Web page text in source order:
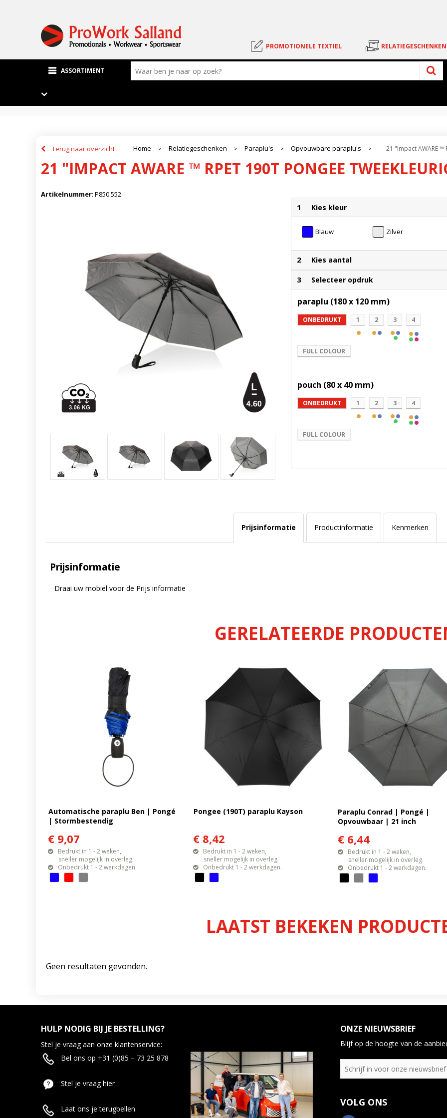
PROMOTIONELE TEXTIEL RELATIEGESCHENKEN
ASSORTIMENT
Terug naar overzicht Home > Relatiegeschenken > Paraplu's > Opvouwbare paraplu's > 21 "Impact AWARE
21 "IMPACT AWARE ™ RPET 190T PONGEE
Artikelnummer: P850.552
1 Kies kleur
Blauw Zilver
2 Kies aantal
3 Selecteer opdruk
paraplu (180 x 120 mm)
ONBEDRUKT 1 2 3 4
FULL COLOUR
pouch (80 x 40 mm)
ONBEDRUKT 1 2 3 4
FULL COLOUR
Prijsinformatie Productinformatie Kenmerken
Prijsinformatie
Draai uw mobiel voor de Prijs informatie
GERELATEERDE
Automatische paraplu Ben | Pongé
| Stormbestendig
€ 9,07
Bedrukt in 1 - 2 weken,
sneller mogelijk in overleg.
Onbedrukt 1 - 2 werkdagen.
Pongee (190T) paraplu Kayson
€ 8,42
Bedrukt in 1 - 2 weken,
sneller mogelijk in overleg.
Onbedrukt 1 - 2 werkdagen.
Paraplu Conrad | Pongé |
Opvouwbaar | 21 inch
€ 6,44
Bedrukt in 1 - 2 weken,
sneller mogelijk in overleg.
Onbedrukt 1 - 2 werkdagen.
LAATST BEKEKEN
Geen resultaten gevonden.
HULP NODIG BIJ JE BESTELLING?
Stel je vraag aan onze klantenservice:
Bel ons op +31 (0)85 – 73 25 878
Stel je vraag hier
Laat ons je terugbellen
ONZE NIEUWSBRIEF
Blijf op de hoogte van de
VOLG ONS